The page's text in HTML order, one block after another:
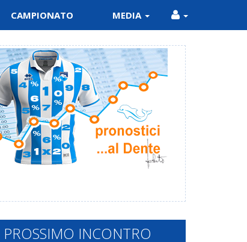
CAMPIONATO MEDIA
PROSSIMO INCONTRO